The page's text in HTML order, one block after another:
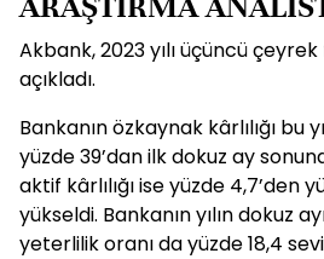
Akbank, 2023 yılı üçüncü
açıkladı.
Bankanın özkaynak kârlılığı bu
yüzde 39’dan ilk dokuz ay
aktif kârlılığı ise yüzde 4,7’den
yükseldi. Bankanın yılın dokuz
yeterlilik oranı da yüzde 18,4